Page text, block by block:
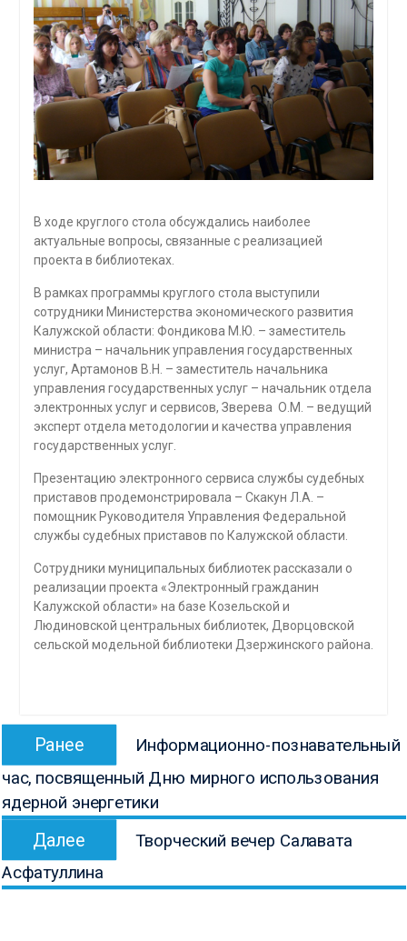
В ходе круглого стола обсуждались наиболее
актуальные вопросы, связанные с реализацией
проекта в библиотеках.
В рамках программы круглого стола выступили
сотрудники Министерства экономического развития
Калужской области: Фондикова М.Ю. – заместитель
министра – начальник управления государственных
услуг, Артамонов В.Н. – заместитель начальника
управления государственных услуг – начальник отдела
электронных услуг и сервисов, Зверева О.М. – ведущий
эксперт отдела методологии и качества управления
государственных услуг.
Презентацию электронного сервиса службы судебных
приставов продемонстрировала – Скакун Л.А. –
помощник Руководителя Управления Федеральной
службы судебных приставов по Калужской области.
Сотрудники муниципальных библиотек рассказали о
реализации проекта «Электронный гражданин
Калужской области» на базе Козельской и
Людиновской центральных библиотек, Дворцовской
сельской модельной библиотеки Дзержинского района.
Навигация
записям
Ранее Предыдущая
запись:
Информационно-познавательный
час, посвященный Дню мирного использования
ядерной энергетики
Далее
запись:
Творческий вечер Салавата
Асфатуллина